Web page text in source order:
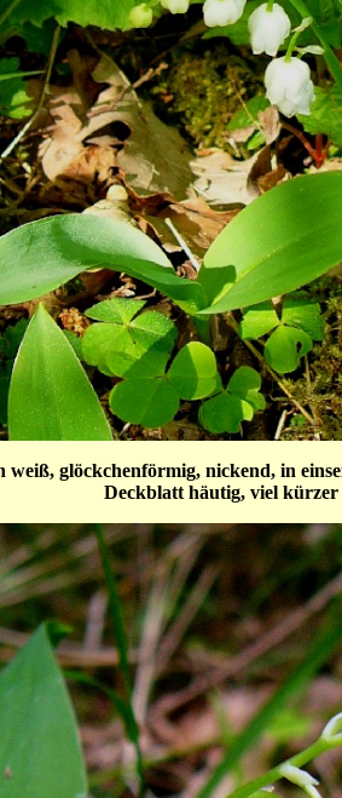
weiß, glöckchenförmig, nickend, in
Deckblatt häutig, viel kürzer